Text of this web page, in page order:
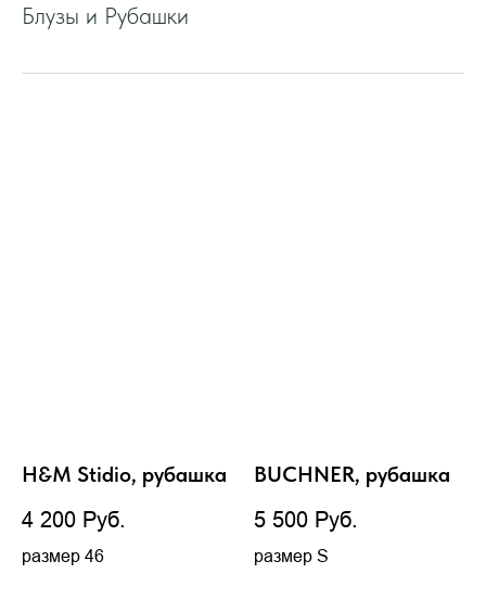
Блузы и Рубашки
H&M Stidio, рубашка
4 200 Руб.
размер 46
BUCHNER, рубашка
5 500 Руб.
размер S